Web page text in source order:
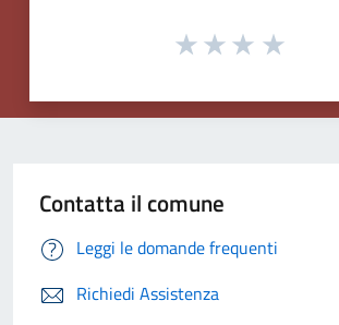
Contatta il comune
Leggi le domande frequenti
Richiedi Assistenza